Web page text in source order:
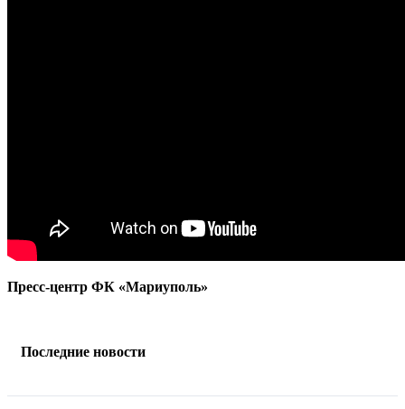
Пресс-центр ФК «Мариуполь»
Последние новости